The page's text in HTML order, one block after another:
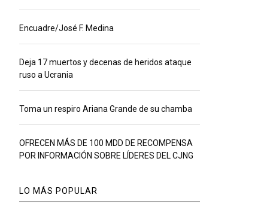
Encuadre/José F. Medina
Deja 17 muertos y decenas de heridos ataque
ruso a Ucrania
Toma un respiro Ariana Grande de su chamba
OFRECEN MÁS DE 100 MDD DE RECOMPENSA
POR INFORMACIÓN SOBRE LÍDERES DEL CJNG
LO MÁS POPULAR